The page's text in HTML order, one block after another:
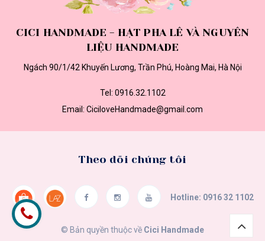
CICI HANDMADE - HẠT PHA LÊ VÀ NGUYÊN
LIỆU HANDMADE
Ngách 90/1/42 Khuyến Lương, Trần Phú, Hoàng Mai, Hà Nội
Tel: 0916.32.1102
Email: CiciloveHandmade@gmail.com
Theo dõi chúng tôi
Hotline: 0916 32 1102
© Bản quyền thuộc về Cici Handmade